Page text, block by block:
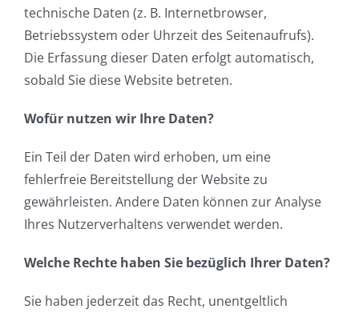
technische Daten (z. B. Internetbrowser,
Betriebssystem oder Uhrzeit des Seitenaufrufs).
Die Erfassung dieser Daten erfolgt automatisch,
sobald Sie diese Website betreten.
Wofür nutzen wir Ihre Daten?
Ein Teil der Daten wird erhoben, um eine
fehlerfreie Bereitstellung der Website zu
gewährleisten. Andere Daten können zur Analyse
Ihres Nutzerverhaltens verwendet werden.
Welche Rechte haben Sie bezüglich Ihrer Daten?
Sie haben jederzeit das Recht, unentgeltlich